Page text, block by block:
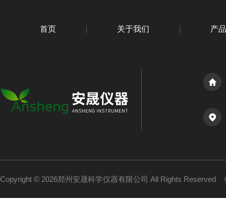
首页 关于我们 产
Copyright © 2026郑州安晟科学仪器有限公司 All Rights Reserved